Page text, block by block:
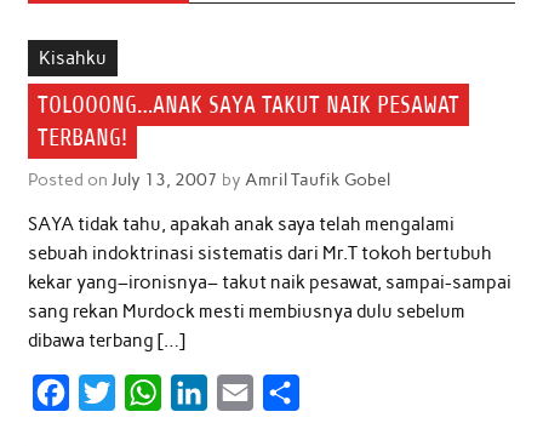
Kisahku
TOLOOONG…ANAK SAYA TAKUT NAIK PESAWAT
TERBANG!
Posted on July 13, 2007 by Amril Taufik Gobel
SAYA tidak tahu, apakah anak saya telah mengalami
sebuah indoktrinasi sistematis dari Mr.T tokoh bertubuh
kekar yang–ironisnya– takut naik pesawat, sampai-sampai
sang rekan Murdock mesti membiusnya dulu sebelum
dibawa terbang […]
W